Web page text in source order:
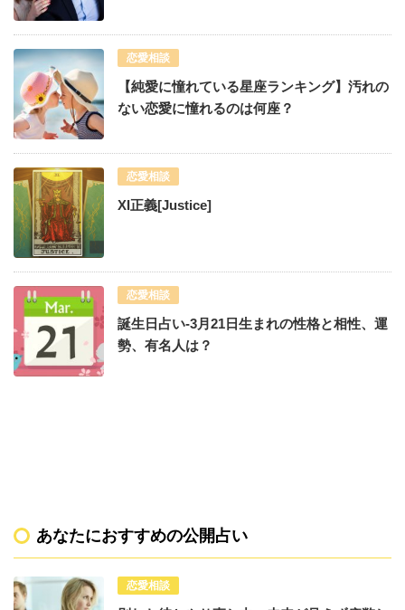
恋愛相談
【純愛に憧れている星座ランキング】汚れの
ない恋愛に憧れるのは何座？
恋愛相談
XI正義[Justice]
恋愛相談
誕生日占い-3月21日生まれの性格と相性、運
勢、有名人は？
あなたにおすすめの公開占い
恋愛相談